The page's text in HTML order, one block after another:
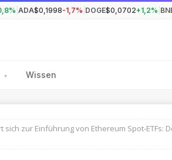
ADA$0,1998-1,7% DOGE$0,0702+1,2%
▾ Wissen
sich zur Einführung von Ethereum Spot-ETFs: